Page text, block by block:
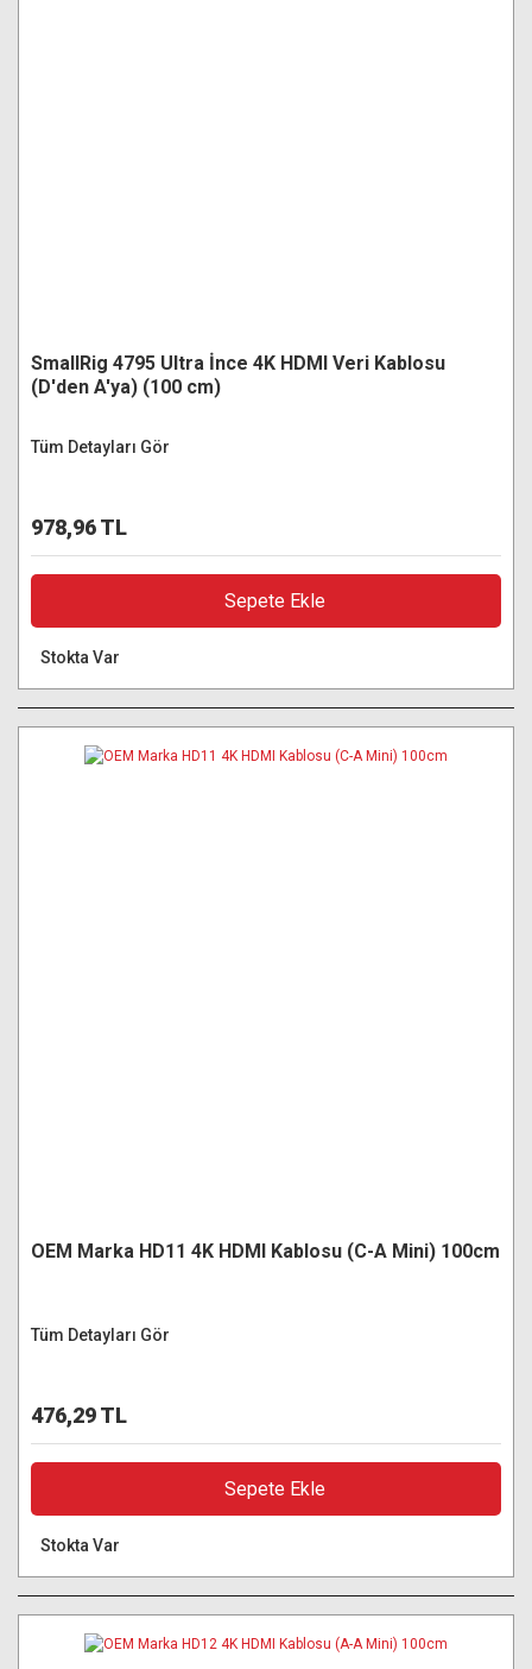
SmallRig 4795 Ultra İnce 4K HDMI Veri Kablosu
(D'den A'ya) (100 cm)
Tüm Detayları Gör
978,96 TL
Sepete Ekle
Stokta Var
OEM Marka HD11 4K HDMI Kablosu (C-A Mini) 100cm
Tüm Detayları Gör
476,29 TL
Sepete Ekle
Stokta Var